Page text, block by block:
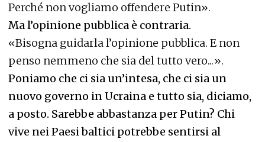
Perché non vogliamo offendere Putin».
Ma l’opinione pubblica è contraria.
«Bisogna guidarla l’opinione pubblica. E non
penso nemmeno che sia del tutto vero...».
Poniamo che ci sia un’intesa, che ci sia un
nuovo governo in Ucraina e tutto sia, diciamo,
a posto. Sarebbe abbastanza per Putin? Chi
vive nei Paesi baltici potrebbe sentirsi al